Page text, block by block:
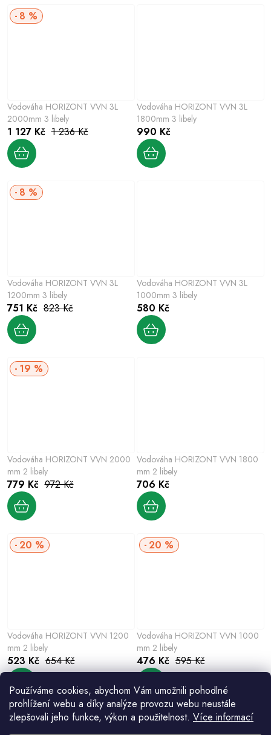
Používáme cookies, abychom Vám umožnili pohodlné
prohlížení webu a díky analýze provozu webu neustále
zlepšovali jeho funkce, výkon a použitelnost. Více informací
Vodováha HORIZONT VVN 3L
2000mm 3 libely
8 %
1 127 Kč 1 236 Kč
Vodováha HORIZONT VVN 3L
1800mm 3 libely
990 Kč
Vodováha HORIZONT VVN 3L
1200mm 3 libely
8 %
751 Kč 823 Kč
Vodováha HORIZONT VVN 3L
1000mm 3 libely
580 Kč
Vodováha HORIZONT VVN 2000
mm 2 libely
19 %
779 Kč 972 Kč
Vodováha HORIZONT VVN 1800
mm 2 libely
706 Kč
Vodováha HORIZONT VVN 1200
mm 2 libely
20 %
523 Kč 654 Kč
Vodováha HORIZONT VVN 1000
mm 2 libely
20 %
476 Kč 595 Kč